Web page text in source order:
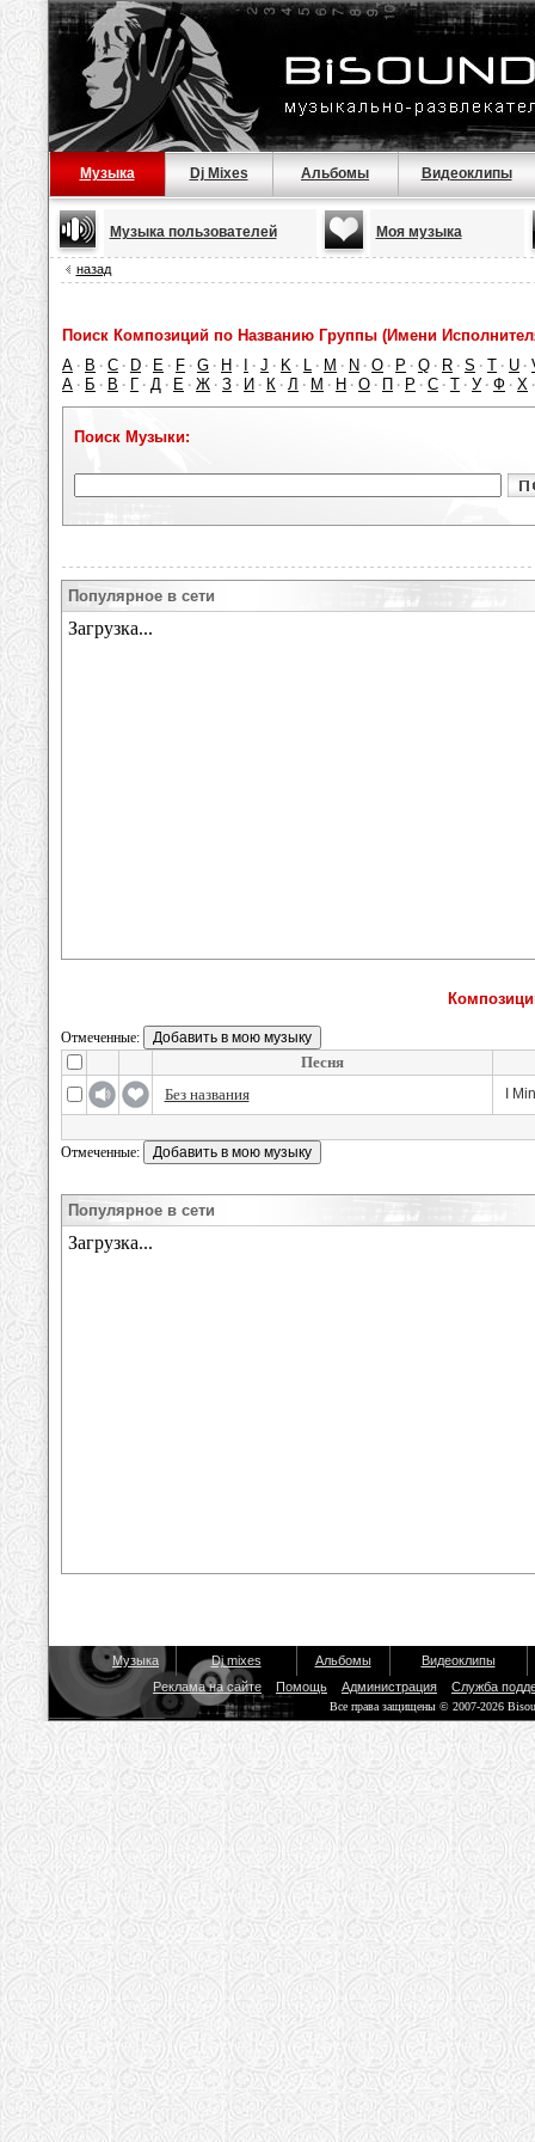
Музыка Dj Mixes Альбомы Видеоклипы
Музыка пользователей Моя музыка
назад
Поиск Композиций по Названию Группы (Имени
A · B · C · D · E · F · G · H · · J · K · L · M · N · O · P · Q · R · S · T · U ·
А · Б · В · Г · Д · Е · Ж · З · И · К · Л · М · Н · О · П · Р · С · Т · У · Ф · Х
Поиск Музыки:
Популярное в сети
Отмеченные:
Песня
Без названия
I
Отмеченные:
Популярное в сети
Музыка Dj mixes Альбомы
Видеоклипы
Реклама на сайте
Помощь Администрация Служба
Все права защищены © 2007-2026